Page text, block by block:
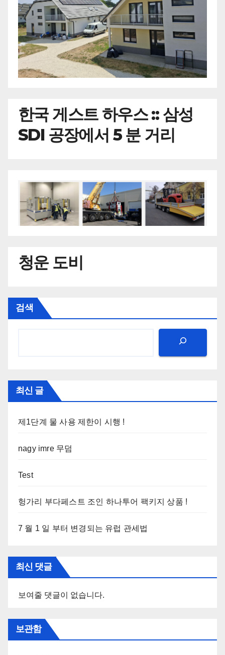
한국 게스트 하우스 :: 삼성
SDI 공장에서 5 분 거리
청운 도비
검색
최신 글
제1단계 물 사용 제한이 시행 !
nagy imre 무덤
Test
헝가리 부다페스트 조인 하나투어 팩키지 상품 !
7 월 1 일 부터 변경되는 유럽 관세법
최신 댓글
보여줄 댓글이 없습니다.
보관함